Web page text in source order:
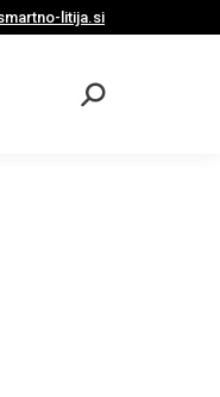
litija.si
Odpri